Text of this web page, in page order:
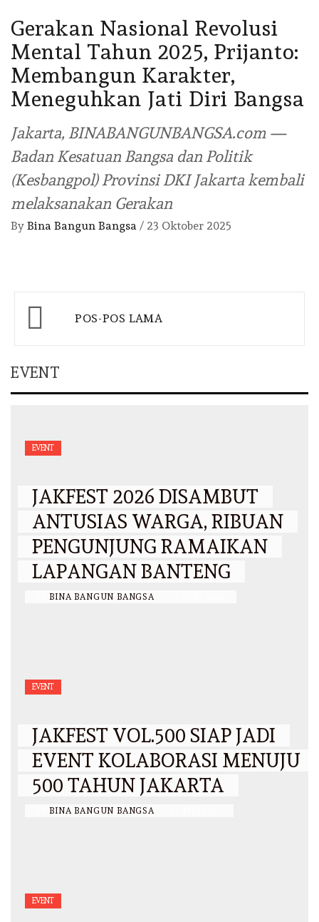
Gerakan Nasional Revolusi
Mental Tahun 2025, Prijanto:
Membangun Karakter,
Meneguhkan Jati Diri Bangsa
Jakarta, BINABANGUNBANGSA.com —
Badan Kesatuan Bangsa dan Politik
(Kesbangpol) Provinsi DKI Jakarta kembali
melaksanakan Gerakan
By Bina Bangun Bangsa / 23 Oktober 2025
Navigasi
pos
POS-POS LAMA
EVENT
EVENT
JAKFEST 2026 DISAMBUT
ANTUSIAS WARGA, RIBUAN
PENGUNJUNG RAMAIKAN
LAPANGAN BANTENG
BINA BANGUN BANGSA
EVENT
JAKFEST VOL.500 SIAP JADI
EVENT KOLABORASI MENUJU
500 TAHUN JAKARTA
BINA BANGUN BANGSA
EVENT